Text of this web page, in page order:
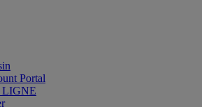
Portal